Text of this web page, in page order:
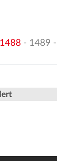
1488 - 1489 -